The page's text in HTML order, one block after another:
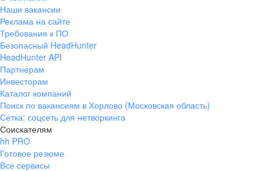
Наши вакансии
Реклама на сайте
Требования к ПО
Безопасный HeadHunter
HeadHunter API
Партнерам
Инвесторам
Каталог компаний
Поиск по вакансиям в Хорлово (Московская область)
Сетка: соцсеть для нетворкинга
Соискателям
hh PRO
Готовое резюме
Все сервисы